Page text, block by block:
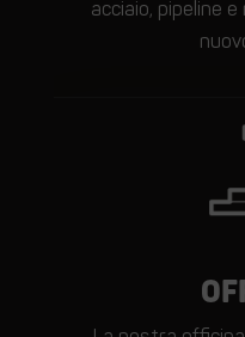
acciaio, pipeline